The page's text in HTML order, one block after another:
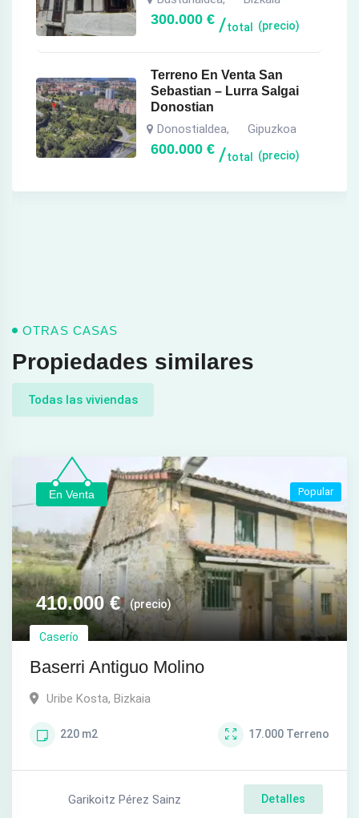
300.000€ total (precio)
Terreno En Venta San
Sebastian – Lurra Salgai
Donostian
Donostialdea, Gipuzkoa
600.000€ total (precio)
OTRAS CASAS
Propiedades similares
Todas las viviendas
En Venta
410.000€ (precio)
Caserío
Baserri Antiguo Molino
Popular
Uribe Kosta, Bizkaia
220 m2 17.000 Terreno
Garikoitz Pérez Sainz Detalles